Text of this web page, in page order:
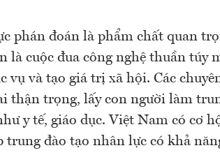
phán đoán là phẩm chất quan
là cuộc đua công nghệ thuần túy
vụ và tạo giá trị xã hội. Các
thận trọng, lấy con người làm
y tế, giáo dục. Việt Nam có cơ
trung đào tạo nhân lực có khả